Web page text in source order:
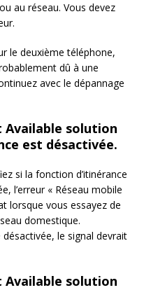
au réseau. Vous devez
le deuxième téléphone,
dû à une
avec le dépannage
solution
est désactivée.
si la fonction d’itinérance
l’erreur « Réseau mobile
lorsque vous essayez de
domestique.
le signal devrait
solution